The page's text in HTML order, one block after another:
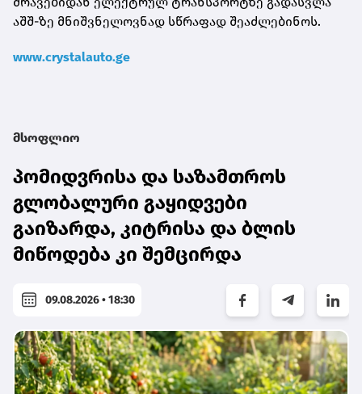
აშშ-ზე მნიშვნელოვნად სწრაფად შეაძლებინოს.
www.crystalauto.ge
მსოფლიო
პომიდვრისა და საზამთროს
გლობალური გაყიდვები
გაიზარდა, კიტრისა და ბლის
მიწოდება კი შემცირდა
09.08.2026 • 18:30